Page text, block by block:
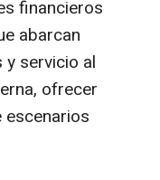
financieros
abarcan
servicio al
ofrecer